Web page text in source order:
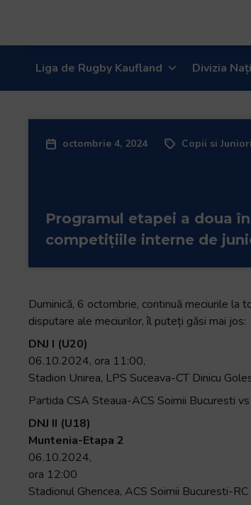
All
Accessibility
Accessibility
shortcut
activates
screen
reader
Liga de Rugby Kaufland Divizia
octombrie 4, 2024 Copii si Juniori
Programul etapei a doua în
competițiile interne de
Duminică, 6 octombrie, continuă meciurile
disputare ale meciurilor, îl puteți găsi mai jos:
DNJ I (U20)
06.10.2024, ora 11:00,
Stadion Unirea, LPS Suceava-CT Dinicu
Partida CSA Steaua-ACS Soimii Bucuresti
DNJ II (U18)
Muntenia-Etapa 2
06.10.2024,
ora 12:00
Stadionul Ghencea, ACS Soimii Bucuresti-RC